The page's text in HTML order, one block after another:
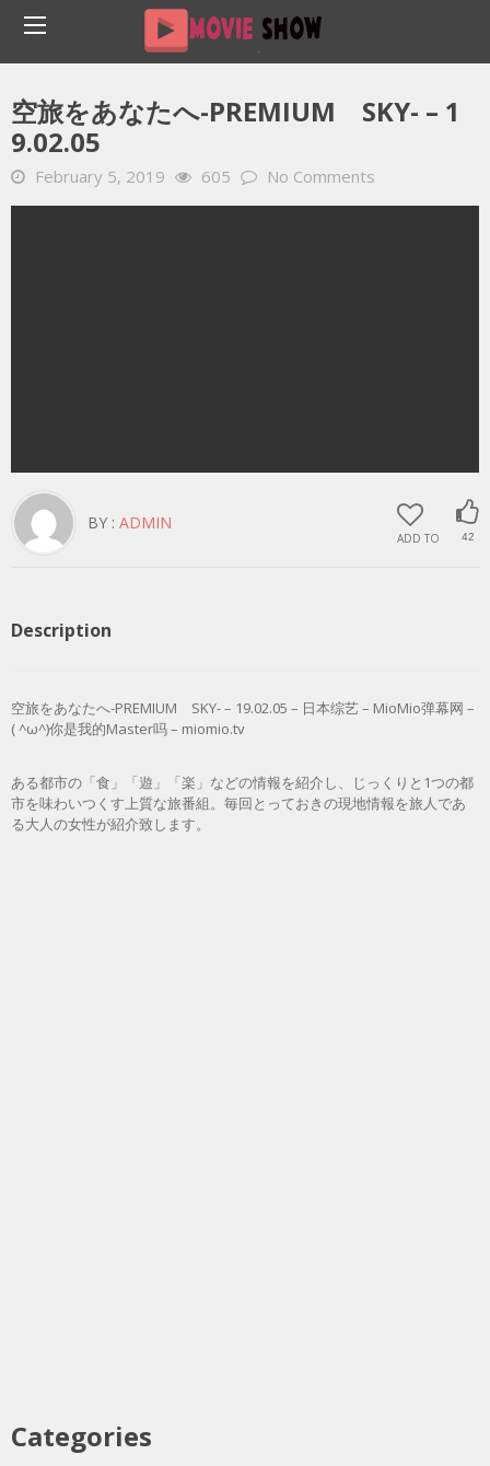
Home
YOUTUBE 動画 毎日
空旅をあなたへ-PREMIUM SKY- – 19.02.05
空旅をあなたへ-PREMIUM SKY- – 1
9.02.05
February 5, 2019 605 No Comments
ADD TO 42
BY : ADMIN
Description
空旅をあなたへ-PREMIUM SKY- – 19.02.05 – 日本综艺 – MioMio弹幕网 –
( ^ω^)你是我的Master吗 – miomio.tv
ある都市の「食」「遊」「楽」などの情報を紹介し、じっくりと1つの都
市を味わいつくす上質な旅番組。毎回とっておきの現地情報を旅人であ
る大人の女性が紹介致します。
Categories